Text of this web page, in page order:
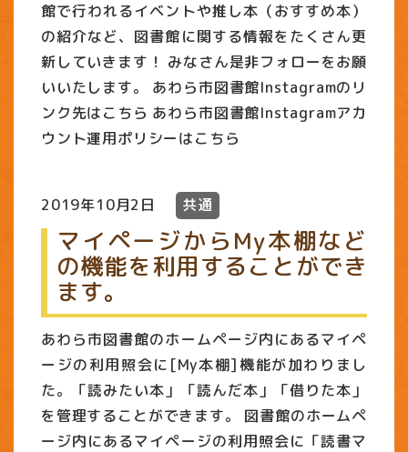
館で行われるイベントや推し本（おすすめ本）
の紹介など、図書館に関する情報をたくさん更
新していきます！ みなさん是非フォローをお願
いいたします。 あわら市図書館Instagramのリ
ンク先はこちら あわら市図書館Instagramアカ
ウント運用ポリシーはこちら
2019年10月2日 共通
マイページからMy本棚など
の機能を利用することができ
ます。
あわら市図書館のホームページ内にあるマイペ
ージの利用照会に[My本棚]機能が加わりまし
た。「読みたい本」「読んだ本」「借りた本」
を管理することができます。 図書館のホームペ
ージ内にあるマイページの利用照会に「読書マ